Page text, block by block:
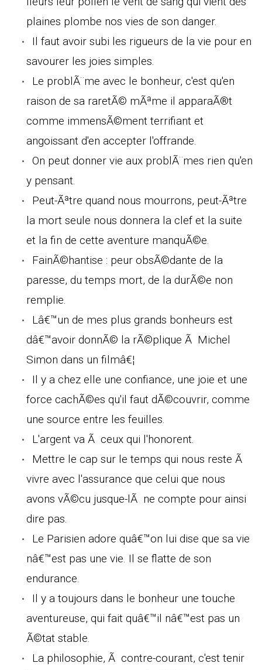
plaines plombe nos vies de son danger.
Il faut avoir subi les rigueurs de la vie pour en
savourer les joies simples.
Le problÃ¨me avec le bonheur, c'est qu'en
raison de sa raretÃ© mÃªme il apparaÃ®t
comme immensÃ©ment terrifiant et
angoissant d'en accepter l'offrande.
On peut donner vie aux problÃ¨mes rien qu'en
y pensant.
Peut-Ãªtre quand nous mourrons, peut-Ãªtre
la mort seule nous donnera la clef et la suite
et la fin de cette aventure manquÃ©e.
FainÃ©hantise : peur obsÃ©dante de la
paresse, du temps mort, de la durÃ©e non
remplie.
Lâ€™un de mes plus grands bonheurs est
dâ€™avoir donnÃ© la rÃ©plique Ã Michel
Simon dans un filmâ€¦
Il y a chez elle une confiance, une joie et une
force cachÃ©es qu'il faut dÃ©couvrir, comme
une source entre les feuilles.
L'argent va Ã ceux qui l'honorent.
Mettre le cap sur le temps qui nous reste Ã
vivre avec l'assurance que celui que nous
avons vÃ©cu jusque-lÃ ne compte pour ainsi
dire pas.
Le Parisien adore quâ€™on lui dise que sa vie
nâ€™est pas une vie. Il se flatte de son
endurance.
Il y a toujours dans le bonheur une touche
aventureuse, qui fait quâ€™il nâ€™est pas un
Ã©tat stable.
La philosophie, Ã contre-courant, c'est tenir